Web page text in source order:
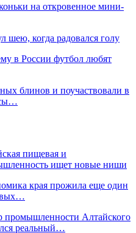
на откровенное мини-
шею, когда радовался голу
в России футбол любят
блинов и поучаствовали в
пищевая и
ищет новые ниши
края прожила еще один
Алтайского
реальный…